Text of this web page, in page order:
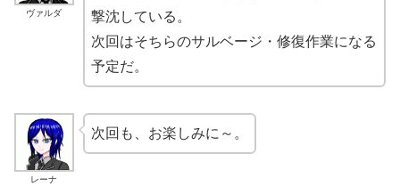
ヴァルダ
撃沈している。
次回はそちらのサルベージ・修復作業になる
予定だ。
レーナ
次回も、お楽しみに～。